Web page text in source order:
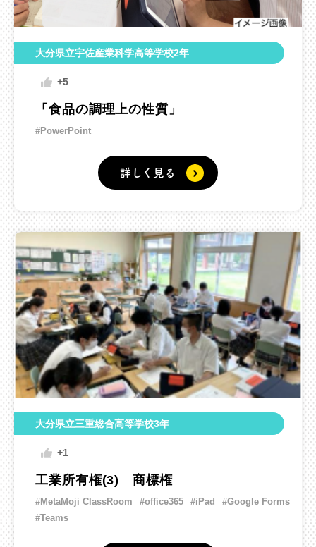
大分県立宇佐産業科学高等学校2年
+5
「食品の調理上の性質」
#PowerPoint
詳しく見る
大分県立三重総合高等学校3年
+1
工業所有権(3) 商標権
#MetaMoji ClassRoom #office365 #iPad
#Google Forms
#Teams